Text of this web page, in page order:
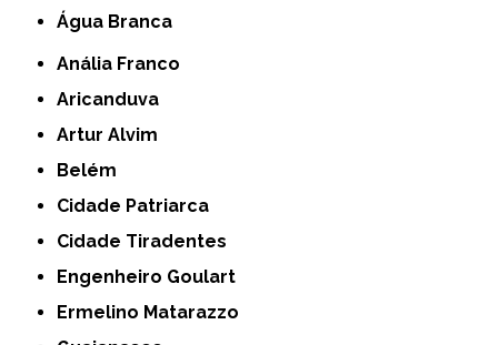
Água Branca
Anália Franco
Aricanduva
Artur Alvim
Belém
Cidade Patriarca
Cidade Tiradentes
Engenheiro Goulart
Ermelino Matarazzo